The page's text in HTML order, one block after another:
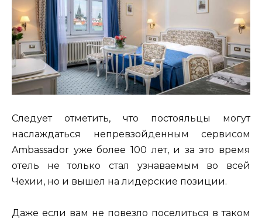
Следует отметить, что постояльцы могут
наслаждаться непревзойденным сервисом
Ambassador уже более 100 лет, и за это время
отель не только стал узнаваемым во всей
Чехии, но и вышел на лидерские позиции.
Даже если вам не повезло поселиться в таком